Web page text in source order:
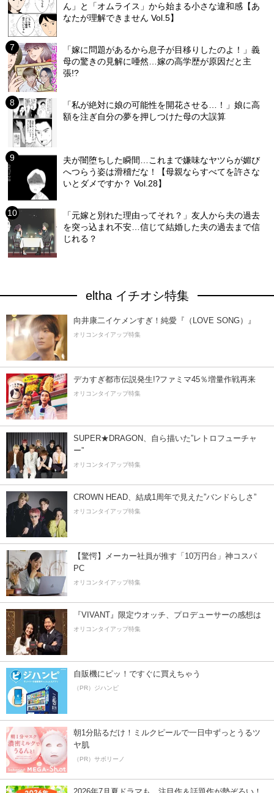
ん」と「オムライス」から始まる小さな違和感【あ
なたが理解できません Vol.5】
「嫁に問題があるから息子が目移りしたのよ！」義
母の驚きの見解に唖然…嫁の高学歴が原因だと主
張!?
「私が絶対に娘の可能性を開花させる…！」娘に高
額を注ぎ自分の夢を押しつけた母の大誤算
夫が闇堕ちした瞬間…これまで嫌味なヤツらが媚び
へつらう姿は滑稽だな！【母親ならすべてを許さな
いとダメですか？ Vol.28】
「元嫁と別れた理由ってそれ？」友人から夫の過去
を突っ込まれ不安…信じて結婚した夫の過去まで信
じれる？
eltha イチオシ特集
向井康二イケメンすぎ！純愛『（LOVE SONG）』
オリコンタイアップ特集
デカすぎ都市伝説発生!?ファミマ45％増量作戦再来
オリコンタイアップ特集
SUPER★DRAGON、自ら描いた”レトロフューチャ
ー”
オリコンタイアップ特集
CROWN HEAD、結成1周年で見えた”バンドらしさ”
オリコンタイアップ特集
【驚愕】メーカー社員が推す「10万円台」神コスパ
PC
オリコンタイアップ特集
『VIVANT』限定ウオッチ、プロデューサーの感想は
オリコンタイアップ特集
自販機にピッ！ですぐに買えちゃう
（PR）ジハンピ
朝1分貼るだけ！ミルクピールで一日中ずっとうるツ
ヤ肌
（PR）サボリーノ